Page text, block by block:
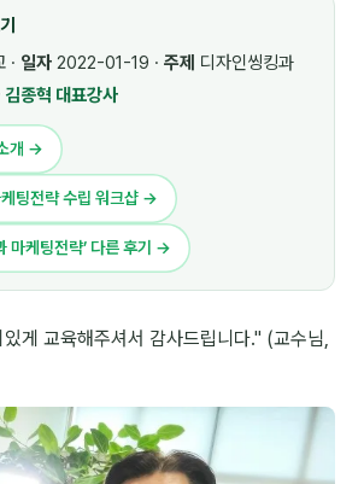
14
· 일자 2022-01-19 · 주제 디자인씽킹과
김종혁 대표강사
개 →
팅전략 수립 워크샵 →
마케팅전략’ 다른 후기 →
게 교육해주셔서 감사드립니다." (교수님,